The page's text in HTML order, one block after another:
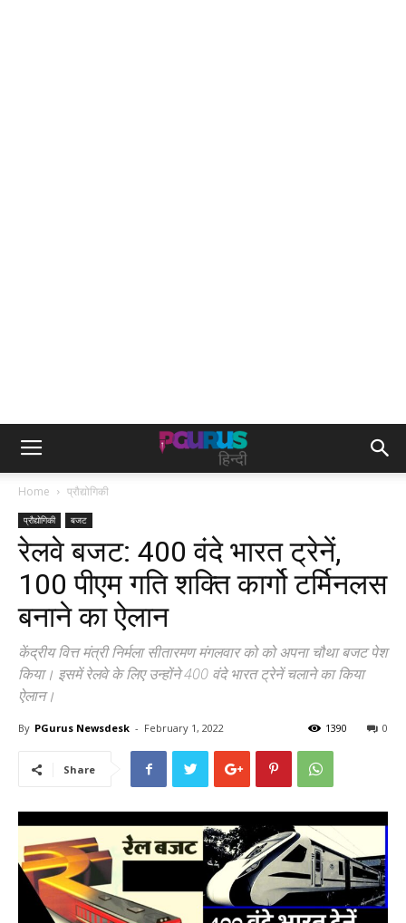
Home प्रौद्योगिकी
प्रौद्योगिकी बजट
रेलवे बजट: 400 वंदे भारत ट्रेनें,
100 पीएम गति शक्ति कार्गो टर्मिनलस
बनाने का ऐलान
केंद्रीय वित्त मंत्री निर्मला सीतारमण मंगलवार को को अपना चौथा बजट पेश
किया। इसमें रेलवे के लिए उन्होंने 400 वंदे भारत ट्रेनें चलाने का किया
ऐलान।
By PGurus Newsdesk - February 1, 2022 0
1390
Share